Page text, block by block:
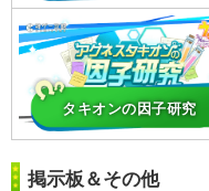
タキオンの因子研究
掲示板＆その他